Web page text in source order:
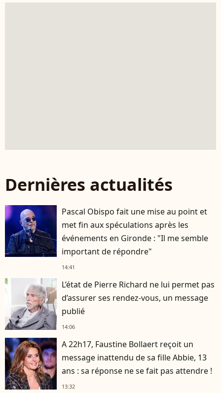
Dernières actualités
Pascal Obispo fait une mise au point et
met fin aux spéculations après les
événements en Gironde : "Il me semble
important de répondre"
14:41
L’état de Pierre Richard ne lui permet pas
d’assurer ses rendez-vous, un message
publié
14:06
A 22h17, Faustine Bollaert reçoit un
message inattendu de sa fille Abbie, 13
ans : sa réponse ne se fait pas attendre !
13:32